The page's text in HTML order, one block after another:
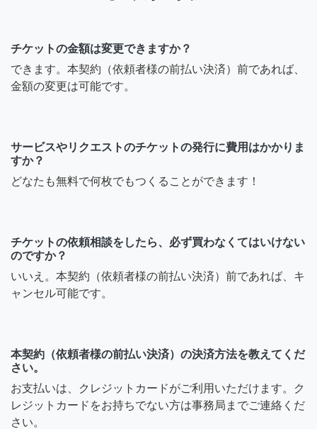
チケットの金額は変更できますか？
できます。本契約（依頼者様の前払い決済）前であれば、
金額の変更は可能です。
サービスやリクエストのチケットの発行に費用はかかりま
すか？
どなたも無料で何枚でもつくることができます！
チケットの依頼相談をしたら、必ず買わなくてはいけない
のですか？
いいえ。本契約（依頼者様の前払い決済）前であれば、キ
ャンセル可能です。
本契約（依頼者様の前払い決済）の決済方法を教えてくだ
さい。
お支払いは、クレジットカードがご利用いただけます。ク
レジットカードをお持ちでない方は事務局までご連絡くだ
さい。